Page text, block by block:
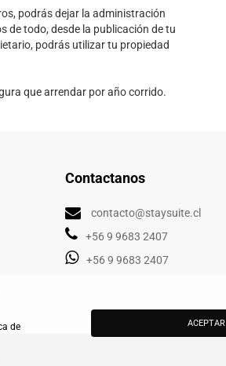
podrás dejar la administración
de todo, desde la publicación de tu
podrás utilizar tu propiedad
que arrendar por año corrido.
Contactanos
contacto@staysuite.cl
+56 9 9683 2407
+56 9 9683 2407
de
ACEPTAR